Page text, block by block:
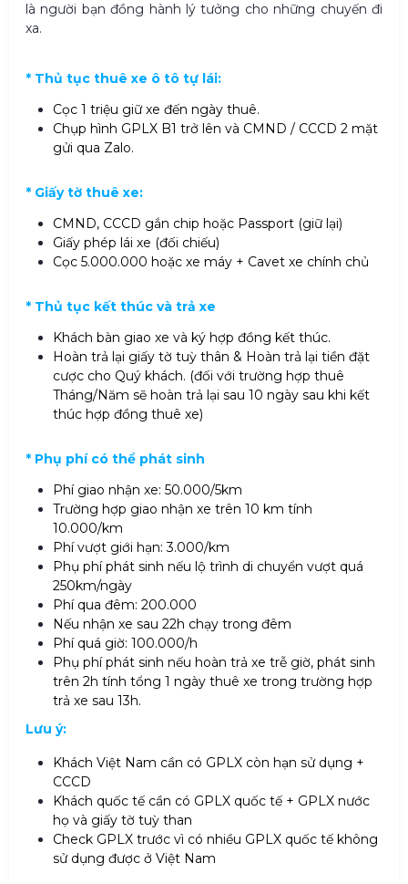
là người bạn đồng hành lý tưởng cho những chuyến đi
xa.
* Thủ tục thuê xe ô tô tự lái:
Cọc 1 triệu giữ xe đến ngày thuê.
Chụp hình GPLX B1 trở lên và CMND / CCCD 2 mặt
gửi qua Zalo.
* Giấy tờ thuê xe:
CMND, CCCD gắn chip hoặc Passport (giữ lại)
Giấy phép lái xe (đối chiếu)
Cọc 5.000.000 hoặc xe máy + Cavet xe chính chủ
* Thủ tục kết thúc và trả xe
Khách bàn giao xe và ký hợp đồng kết thúc.
Hoàn trả lại giấy tờ tuỳ thân & Hoàn trả lại tiền đặt
cược cho Quý khách. (đối với trường hợp thuê
Tháng/Năm sẽ hoàn trả lại sau 10 ngày sau khi kết
thúc hợp đồng thuê xe)
* Phụ phí có thể phát sinh
Phí giao nhận xe: 50.000/5km
Trường hợp giao nhận xe trên 10 km tính
10.000/km
Phí vượt giới hạn: 3.000/km
Phụ phí phát sinh nếu lộ trình di chuyển vượt quá
250km/ngày
Phí qua đêm: 200.000
Nếu nhận xe sau 22h chạy trong đêm
Phí quá giờ: 100.000/h
Phụ phí phát sinh nếu hoàn trả xe trễ giờ, phát sinh
trên 2h tính tổng 1 ngày thuê xe trong trường hợp
trả xe sau 13h.
Lưu ý:
Khách Việt Nam cần có GPLX còn hạn sử dụng +
CCCD
Khách quốc tế cần có GPLX quốc tế + GPLX nước
họ và giấy tờ tuỳ than
Check GPLX trước vì có nhiều GPLX quốc tế không
sử dụng được ở Việt Nam